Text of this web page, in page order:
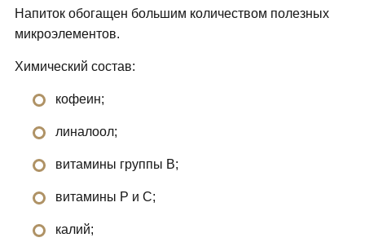
Напиток обогащен большим количеством полезных
микроэлементов.
Химический состав:
кофеин;
линалоол;
витамины группы B;
витамины P и C;
калий;